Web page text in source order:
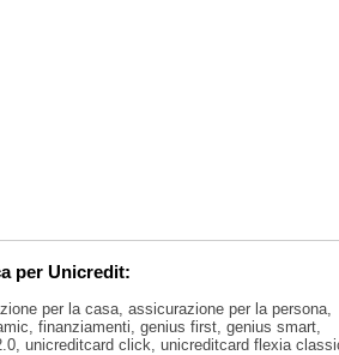
per Unicredit:
per la casa, assicurazione per la persona,
finanziamenti, genius first, genius smart,
unicreditcard click, unicreditcard flexia